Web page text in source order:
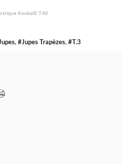
, #Jupes Trapèzes, #T.3